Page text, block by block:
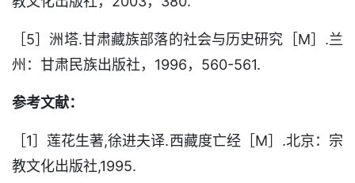
［5］洲塔.甘肃藏族部落的社会与历史研究［M］.兰
州：甘肃民族出版社，1996，560-561.
参考文献：
［1］莲花生著,徐进夫译.西藏度亡经［M］.北京：宗
教文化出版社,1995.